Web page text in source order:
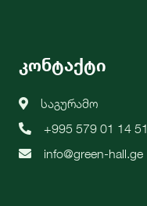
კონტაქტი
საგურამო
+995 579 01 14 51
info@green-hall.ge